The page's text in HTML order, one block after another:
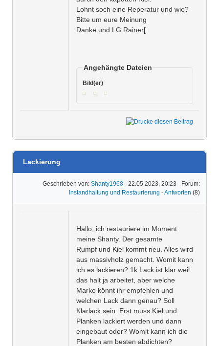
Lohnt soch eine Reperatur und wie?
Bitte um eure Meinung
Danke und LG Rainer[
Angehängte Dateien
Bild(er)
Lackierung
Geschrieben von: Shanty1968 - 22.05.2023, 20:23 - Forum:
Instandhaltung und Restaurierung -Antworten (8)
Hallo, ich restauriere im Moment
meine Shanty. Der gesamte
Rumpf und Kiel kommt neu. Alles wird
aus massivholz gemacht. Womit kann
ich es lackieren? 1k Lack ist klar weil
das halt ja arbeitet, aber welche
Marke könnt ihr empfehlen und
welchen Lack dann genau? Soll
Klarlack sein. Erst muss Kiel und
Planken lackiert werden und dann
eingebaut oder? Womit kann ich die
Planken am besten abdichten?